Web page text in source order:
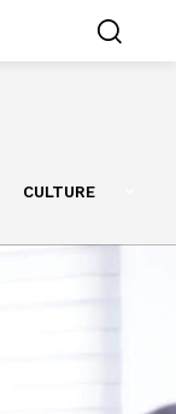
CULTURE